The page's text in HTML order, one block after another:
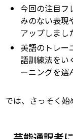
今回の注目フ
みのない表現
アップしまし
英語のトレー
語訓練法をい
ーニングを選
では、さっそく始